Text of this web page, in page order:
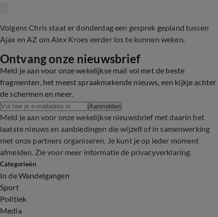
Volgens Chris staat er donderdag een gesprek gepland tussen
Ajax en AZ om Alex Kroes eerder los te kunnen weken.
Ontvang onze nieuwsbrief
Meld je aan voor onze wekelijkse mail vol met de beste
fragmenten, het meest spraakmakende nieuws, een kijkje achter
de schermen en meer.
Aanmelden
Meld je aan voor onze wekelijkse nieuwsbrief met daarin het
laatste nieuws en aanbiedingen die wijzelf of in samenwerking
met onze partners organiseren. Je kunt je op ieder moment
afmelden. Zie voor meer informatie de privacyverklaring.
Categorieën
In de Wandelgangen
Sport
Politiek
Media